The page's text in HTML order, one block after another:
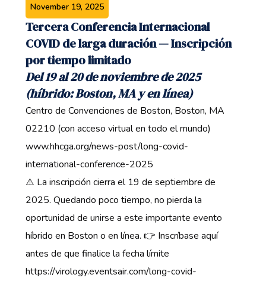
November 19, 2025
Tercera Conferencia Internacional
COVID de larga duración — Inscripción
por tiempo limitado
Del 19 al 20 de noviembre de 2025
(híbrido: Boston, MA y en línea)
Centro de Convenciones de Boston, Boston, MA
02210 (con acceso virtual en todo el mundo)
www.hhcga.org/news-post/long-covid-
international-conference-2025
⚠️ La inscripción cierra el 19 de septiembre de
2025. Quedando poco tiempo, no pierda la
oportunidad de unirse a este importante evento
híbrido en Boston o en línea. 👉 Inscríbase aquí
antes de que finalice la fecha límite ‍
https://virology.eventsair.com/long-covid-